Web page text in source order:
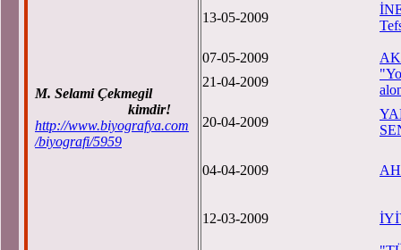
M. Selami Çekmegil
kimdir!
http://www.biyografya.com
/biyografi/5959
13-05-2009
07-05-2009
21-04-2009
20-04-2009
04-04-2009
12-03-2009